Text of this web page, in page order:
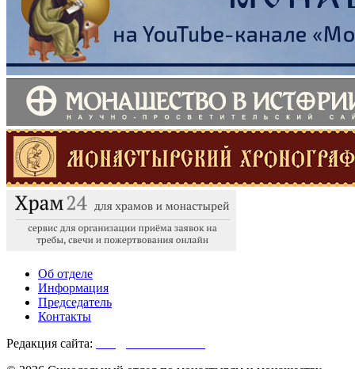
Об отделе
Информация
Председатель
Контакты
Редакция сайта: